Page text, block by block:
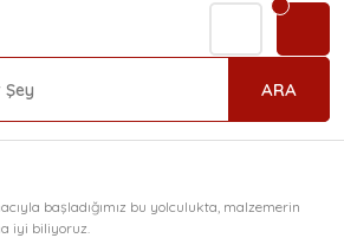
ARA
başladığımız bu yolculukta, malzemerin
iyi biliyoruz.